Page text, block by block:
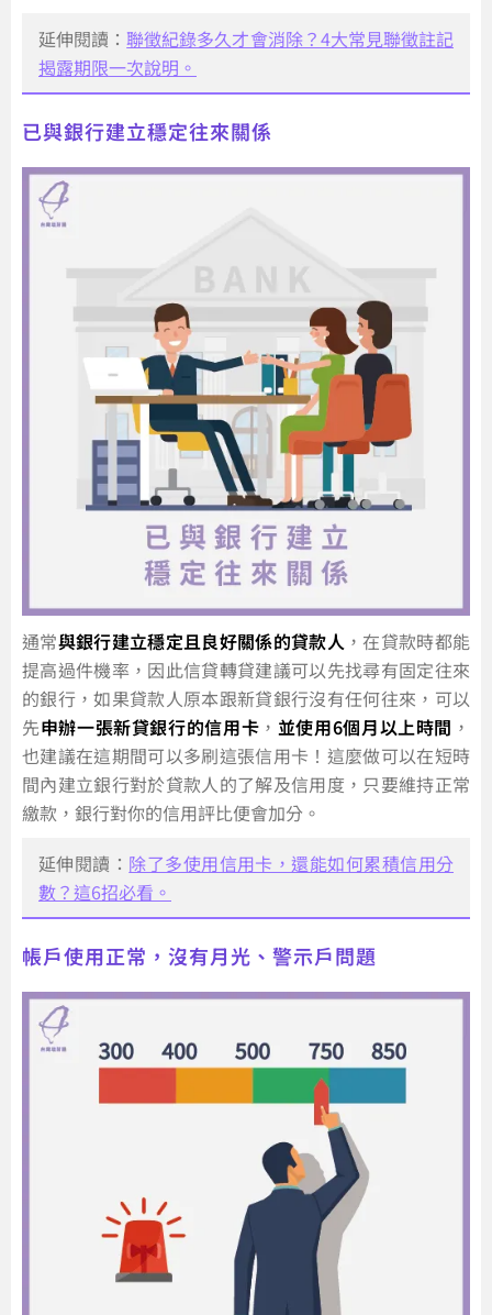
延伸閱讀：聯徵紀錄多久才會消除？4大常見聯徵註記
揭露期限一次說明。
已與銀行建立穩定往來關係
通常與銀行建立穩定且良好關係的貸款人 ，在貸款時都能
提高過件機率，因此信貸轉貸建議可以先找尋有固定往來
的銀行，如果貸款人原本跟新貸銀行沒有任何往來，可以
先申辦一張新貸銀行的信用卡 ， 並使用6個月以上時間 ，
也建議在這期間可以多刷這張信用卡！這麼做可以在短時
間內建立銀行對於貸款人的了解及信用度，只要維持正常
繳款，銀行對你的信用評比便會加分。
延伸閱讀： 除了多使用信用卡，還能如何累積信用分
數？這6招必看。
帳戶使用正常，沒有月光、警示戶問題